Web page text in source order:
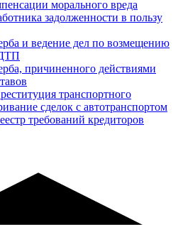
морального вреда
задолженности в пользу
и ведение дел по возмещению
причиненного действиями
транспортного
сделок с автотранспортом
требований кредиторов